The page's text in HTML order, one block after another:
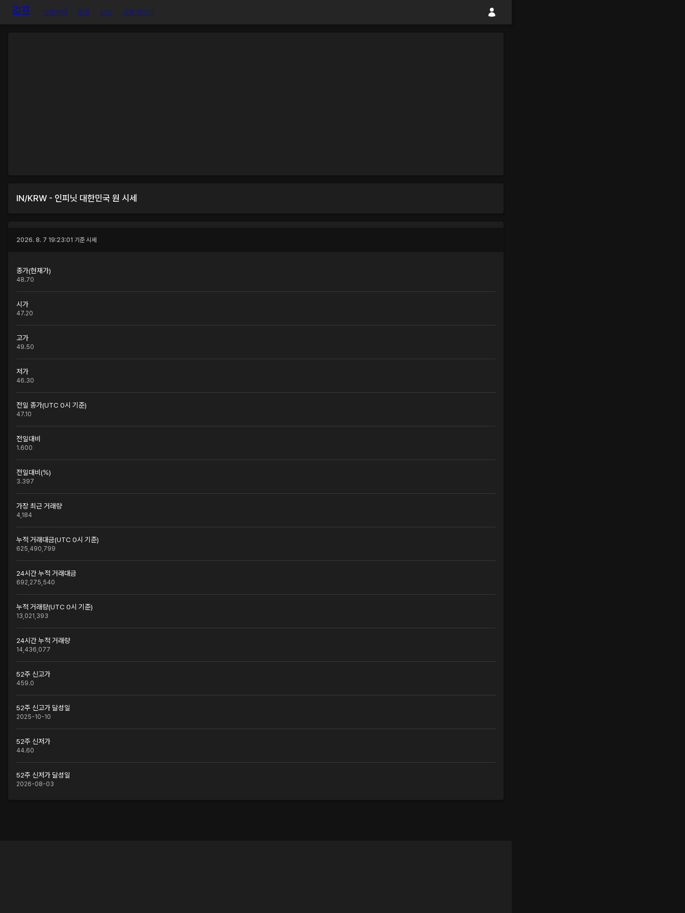
암호화폐 증권 뉴스 경제 캘린더
IN/KRW - 인피닛 대한민국 원 시세
2026. 8. 7 19:23:01 기준 시세
종가(현재가)
48.70
시가
47.20
고가
49.50
저가
46.30
전일 종가(UTC 0시 기준)
47.10
전일대비
1.600
전일대비(%)
3.397
가장 최근 거래량
4,184
누적 거래대금(UTC 0시 기준)
625,490,799
24시간 누적 거래대금
692,275,540
누적 거래량(UTC 0시 기준)
13,021,393
24시간 누적 거래량
14,436,077
52주 신고가
459.0
52주 신고가 달성일
2025-10-10
52주 신저가
44.60
52주 신저가 달성일
2026-08-03